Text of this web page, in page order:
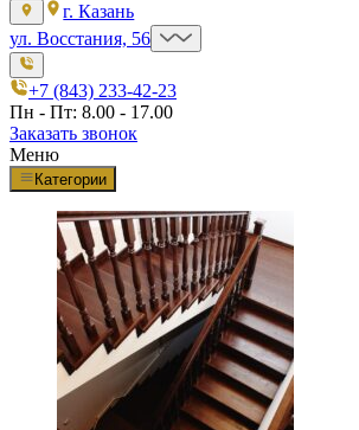
г. Казань
ул. Восстания, 56
+7 (843) 233-42-23
Пн - Пт: 8.00 - 17.00
Заказать звонок
Меню
Категории